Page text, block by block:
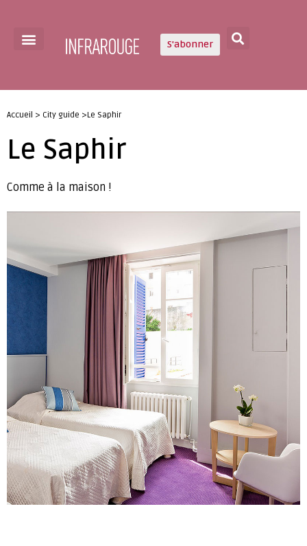
S'abonner
Accueil > City guide >Le Saphir
Le Saphir
Comme à la maison !